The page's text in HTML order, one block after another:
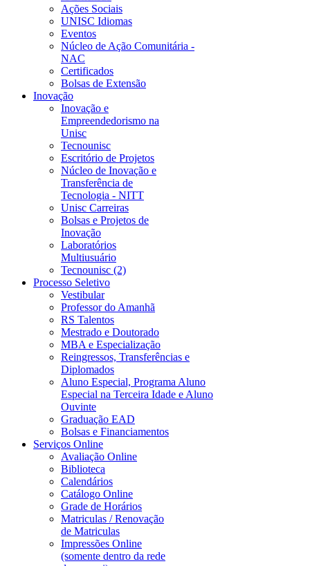
Ações Sociais
UNISC Idiomas
Eventos
Núcleo de Ação Comunitária -
NAC
Certificados
Bolsas de Extensão
Inovação
Inovação e
Empreendedorismo na
Unisc
Tecnounisc
Escritório de Projetos
Núcleo de Inovação e
Transferência de
Tecnologia - NITT
Unisc Carreiras
Bolsas e Projetos de
Inovação
Laboratórios
Multiusuário
Tecnounisc (2)
Processo Seletivo
Vestibular
Professor do Amanhã
RS Talentos
Mestrado e Doutorado
MBA e Especialização
Reingressos, Transferências e
Diplomados
Aluno Especial, Programa Aluno
Especial na Terceira Idade e Aluno
Ouvinte
Graduação EAD
Bolsas e Financiamentos
Serviços Online
Avaliação Online
Biblioteca
Calendários
Catálogo Online
Grade de Horários
Matriculas / Renovação
de Matriculas
Impressões Online
(somente dentro da rede